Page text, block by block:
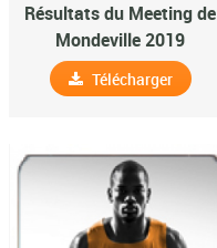
Résultats du Meeting de
Mondeville 2019
Télécharger